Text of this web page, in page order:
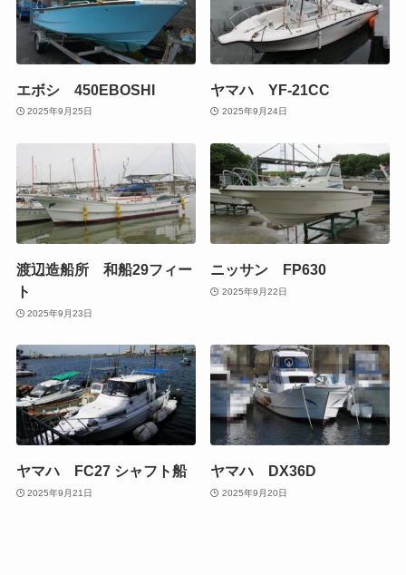
エボシ 450EBOSHI
2025年9月25日
ヤマハ YF-21CC
2025年9月24日
渡辺造船所 和船29フィー
ト
2025年9月23日
ニッサン FP630
2025年9月22日
ヤマハ FC27 シャフト船
2025年9月21日
ヤマハ DX36D
2025年9月20日